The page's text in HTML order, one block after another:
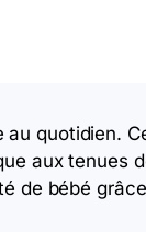
au quotidien.
aux tenues
de bébé